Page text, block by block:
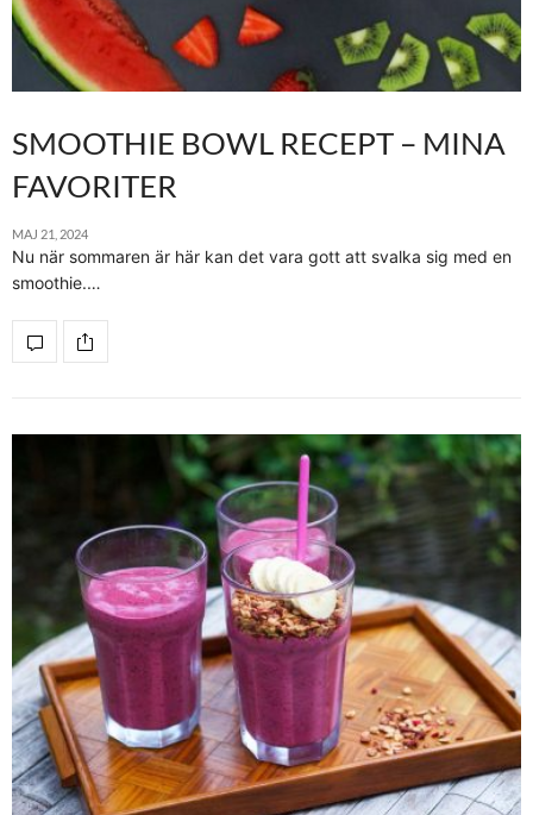
SMOOTHIE BOWL RECEPT – MINA
FAVORITER
MAJ 21, 2024
Nu när sommaren är här kan det vara gott att svalka sig med en
smoothie.…